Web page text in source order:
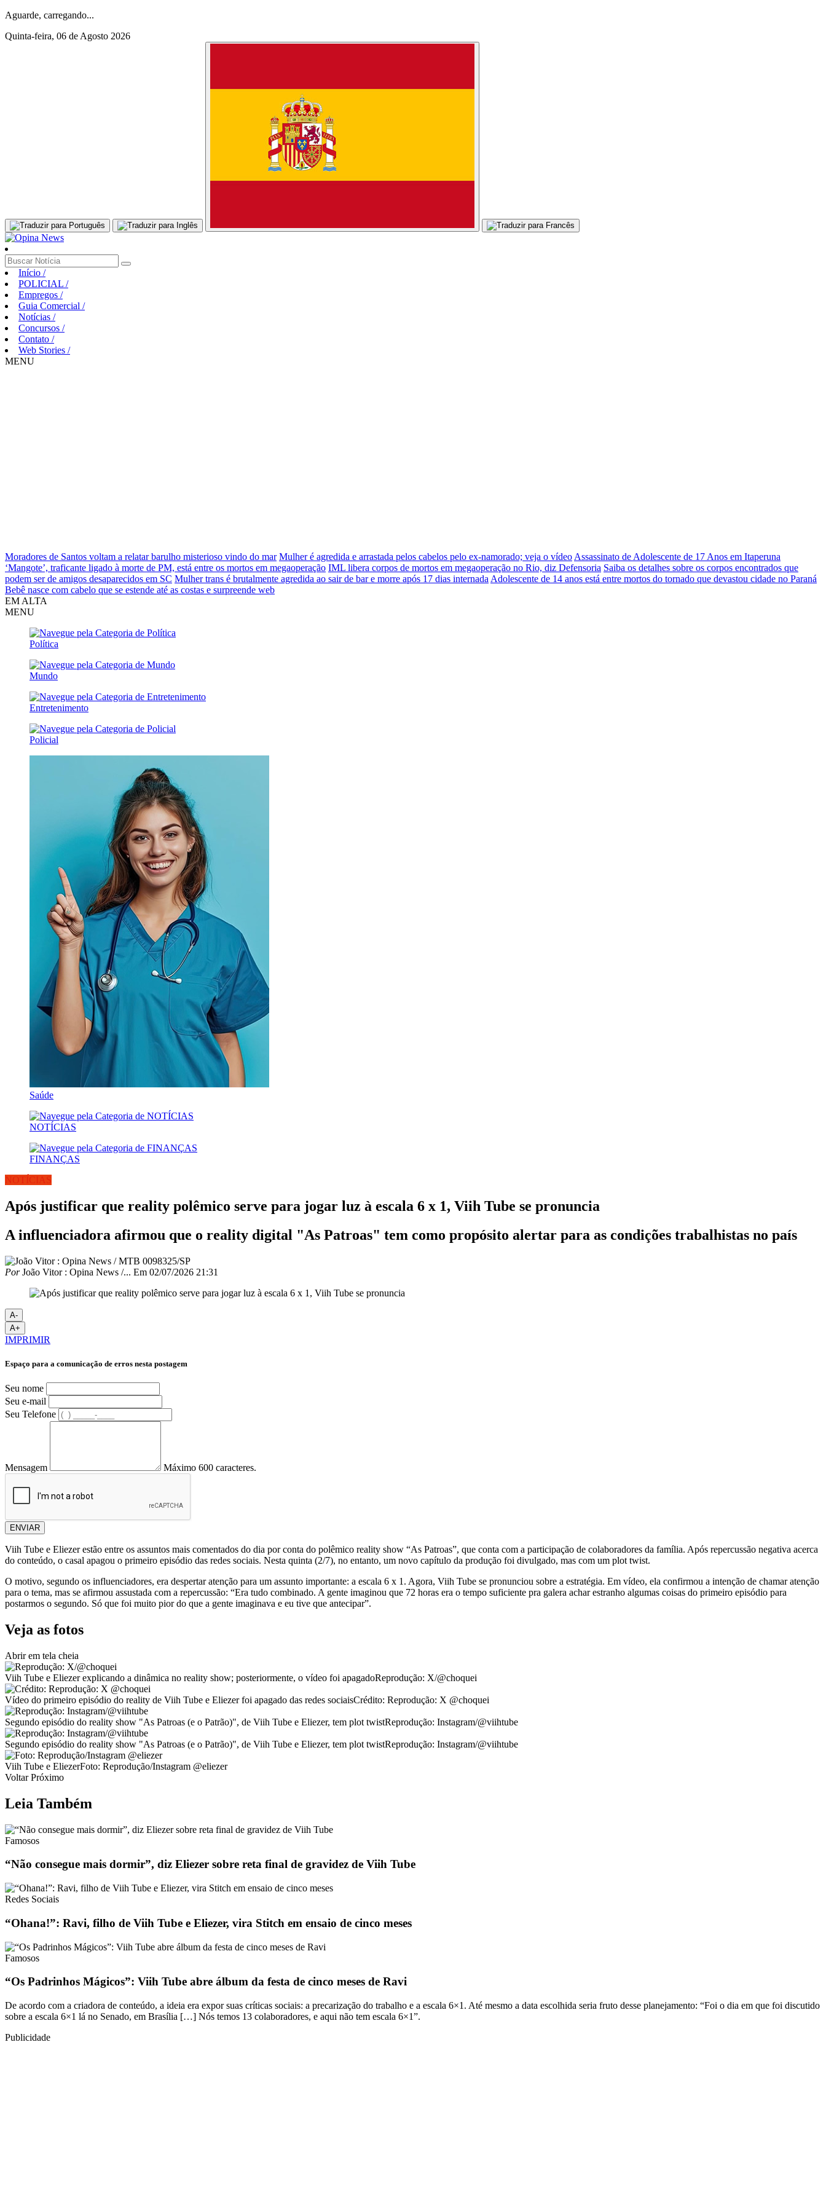
Aguarde, carregando...
Quinta-feira, 06 de Agosto 2026
Início /
POLICIAL /
Empregos /
Guia Comercial /
Notícias /
Concursos /
Contato /
Web Stories /
MENU
Moradores de Santos voltam a relatar barulho misterioso vindo do mar Mulher é agredida e arrastada pelos cabelos pelo ex-namorado; veja o vídeo Assassinato de Adolescente de 17 Anos em Itaperuna
‘Mangote’, traficante ligado à morte de PM, está entre os mortos em megaoperação IML libera corpos de mortos em megaoperação no Rio, diz Defensoria Saiba os detalhes sobre os corpos encontrados que
podem ser de amigos desaparecidos em SC Mulher trans é brutalmente agredida ao sair de bar e morre após 17 dias internada Adolescente de 14 anos está entre mortos do tornado que devastou cidade no Paraná
Bebê nasce com cabelo que se estende até as costas e surpreende web
EM ALTA
MENU
Política
Mundo
Entretenimento
Policial
Saúde
NOTÍCIAS
FINANÇAS
NOTÍCIAS
Após justificar que reality polêmico serve para jogar luz à escala 6 x 1, Viih Tube se pronuncia
A influenciadora afirmou que o reality digital "As Patroas" tem como propósito alertar para as condições trabalhistas no país
PorJoão Vitor : Opina News /... Em 02/07/2026 21:31
A-
A+
IMPRIMIR
Espaço para a comunicação de erros nesta postagem
Seu nome
Seu e-mail
Seu Telefone
Mensagem Máximo 600 caracteres.
ENVIAR
Viih Tube e Eliezer estão entre os assuntos mais comentados do dia por conta do polêmico reality show “As Patroas”, que conta com a participação de colaboradores da família. Após repercussão negativa acerca
do conteúdo, o casal apagou o primeiro episódio das redes sociais. Nesta quinta (2/7), no entanto, um novo capítulo da produção foi divulgado, mas com um plot twist.
O motivo, segundo os influenciadores, era despertar atenção para um assunto importante: a escala 6 x 1. Agora, Viih Tube se pronunciou sobre a estratégia. Em vídeo, ela confirmou a intenção de chamar atenção
para o tema, mas se afirmou assustada com a repercussão: “Era tudo combinado. A gente imaginou que 72 horas era o tempo suficiente pra galera achar estranho algumas coisas do primeiro episódio para
postarmos o segundo. Só que foi muito pior do que a gente imaginava e eu tive que antecipar”.
Veja as fotos
Abrir em tela cheia
Viih Tube e Eliezer explicando a dinâmica no reality show; posteriormente, o vídeo foi apagadoReprodução: X/@choquei
Vídeo do primeiro episódio do reality de Viih Tube e Eliezer foi apagado das redes sociaisCrédito: Reprodução: X @choquei
Segundo episódio do reality show "As Patroas (e o Patrão)", de Viih Tube e Eliezer, tem plot twistReprodução: Instagram/@viihtube
Segundo episódio do reality show "As Patroas (e o Patrão)", de Viih Tube e Eliezer, tem plot twistReprodução: Instagram/@viihtube
Viih Tube e EliezerFoto: Reprodução/Instagram @eliezer
Voltar Próximo
Leia Também
Famosos
“Não consegue mais dormir”, diz Eliezer sobre reta final de gravidez de Viih Tube
Redes Sociais
“Ohana!”: Ravi, filho de Viih Tube e Eliezer, vira Stitch em ensaio de cinco meses
Famosos
“Os Padrinhos Mágicos”: Viih Tube abre álbum da festa de cinco meses de Ravi
De acordo com a criadora de conteúdo, a ideia era expor suas críticas sociais: a precarização do trabalho e a escala 6×1. Até mesmo a data escolhida seria fruto desse planejamento: “Foi o dia em que foi discutido
sobre a escala 6×1 lá no Senado, em Brasília […] Nós temos 13 colaboradores, e aqui não tem escala 6×1”.
Publicidade